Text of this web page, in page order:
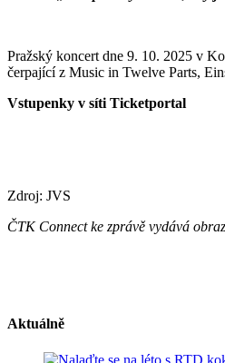
Pražský koncert dne 9. 10. 2025 v
čerpající z Music in Twelve Parts,
Vstupenky v síti Ticketportal
Zdroj: JVS
ČTK Connect ke zprávě vydává
Aktuálně